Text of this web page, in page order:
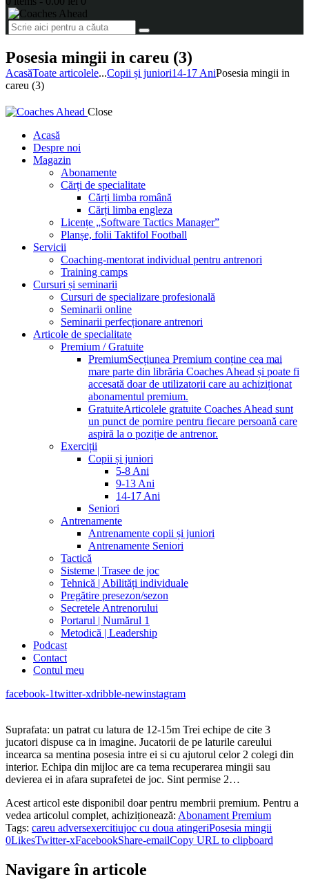
Posesia mingii in careu (3)
AcasăToate articolele...Copii și juniori14-17 AniPosesia mingii in
careu (3)
Close
Acasă
Despre noi
Magazin
Abonamente
Cărți de specialitate
Cărți limba română
Cărți limba engleza
Licențe „Software Tactics Manager”
Planșe, folii Taktifol Football
Servicii
Coaching-mentorat individual pentru antrenori
Training camps
Cursuri și seminarii
Cursuri de specializare profesională
Seminarii online
Seminarii perfecționare antrenori
Articole de specialitate
Premium / Gratuite
PremiumSecțiunea Premium conține cea mai
mare parte din librăria Coaches Ahead și poate fi
accesată doar de utilizatorii care au achiziționat
abonamentul premium.
GratuiteArticolele gratuite Coaches Ahead sunt
un punct de pornire pentru fiecare persoană care
aspiră la o poziție de antrenor.
Exerciții
Copii și juniori
5-8 Ani
9-13 Ani
14-17 Ani
Seniori
Antrenamente
Antrenamente copii și juniori
Antrenamente Seniori
Tactică
Sisteme | Trasee de joc
Tehnică | Abilități individuale
Pregătire presezon/sezon
Secretele Antrenorului
Portarul | Numărul 1
Metodică | Leadership
Podcast
Contact
Contul meu
facebook-1twitter-xdribble-newinstagram
Suprafata: un patrat cu latura de 12-15m Trei echipe de cite 3
jucatori dispuse ca in imagine. Jucatorii de pe laturile careului
incearca sa mentina posesia intre ei si cu ajutorul celor 2 colegi din
interior. Echipa din mijloc are ca tema recuperarea mingii sau
devierea ei in afara suprafetei de joc. Sint permise 2…
Acest articol este disponibil doar pentru membrii premium. Pentru a
vedea articolul complet, achiziționează: Abonament Premium
Tags: careu adversexercitiujoc cu doua atingeriPosesia mingii
0LikesTwitter-xFacebookShare-emailCopy URL to clipboard
Navigare în articole